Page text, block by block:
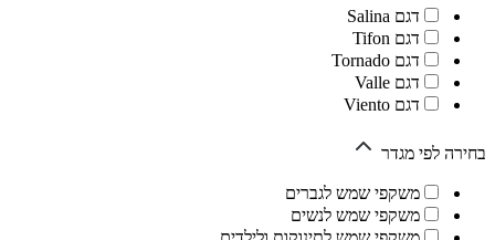
דגם Salina
דגם Tifon
דגם Tornado
דגם Valle
דגם Viento
בחירה לפי מגדר
משקפי שמש לגברים
משקפי שמש לנשים